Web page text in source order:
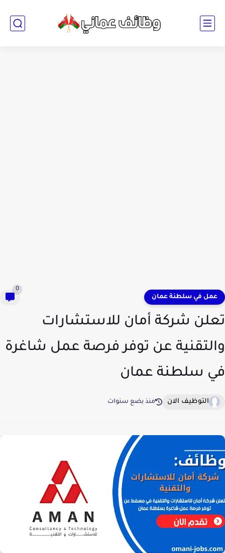
عمل في سلطنة عمان
0
تعلن شركة أمان للاستشارات
والتقنية عن توفر فرصة عمل شاغرة
في سلطنة عمان
التوظيف الان منذ بضع سنوات